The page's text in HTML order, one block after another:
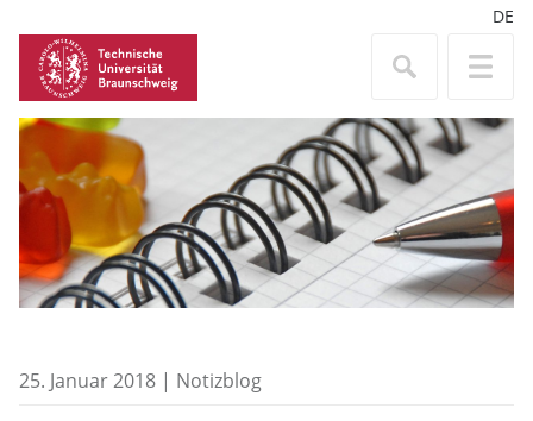
DE
25. Januar 2018 | Notizblog